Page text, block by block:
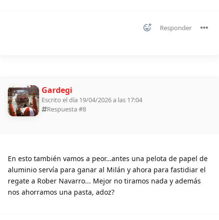
Responder
Gardegi
Escrito el día 19/04/2026 a las 17:04
Respuesta #8
En esto también vamos a peor…antes una pelota de papel de
aluminio servía para ganar al Milán y ahora para fastidiar el
regate a Rober Navarro... Mejor no tiramos nada y además
nos ahorramos una pasta, adoz?